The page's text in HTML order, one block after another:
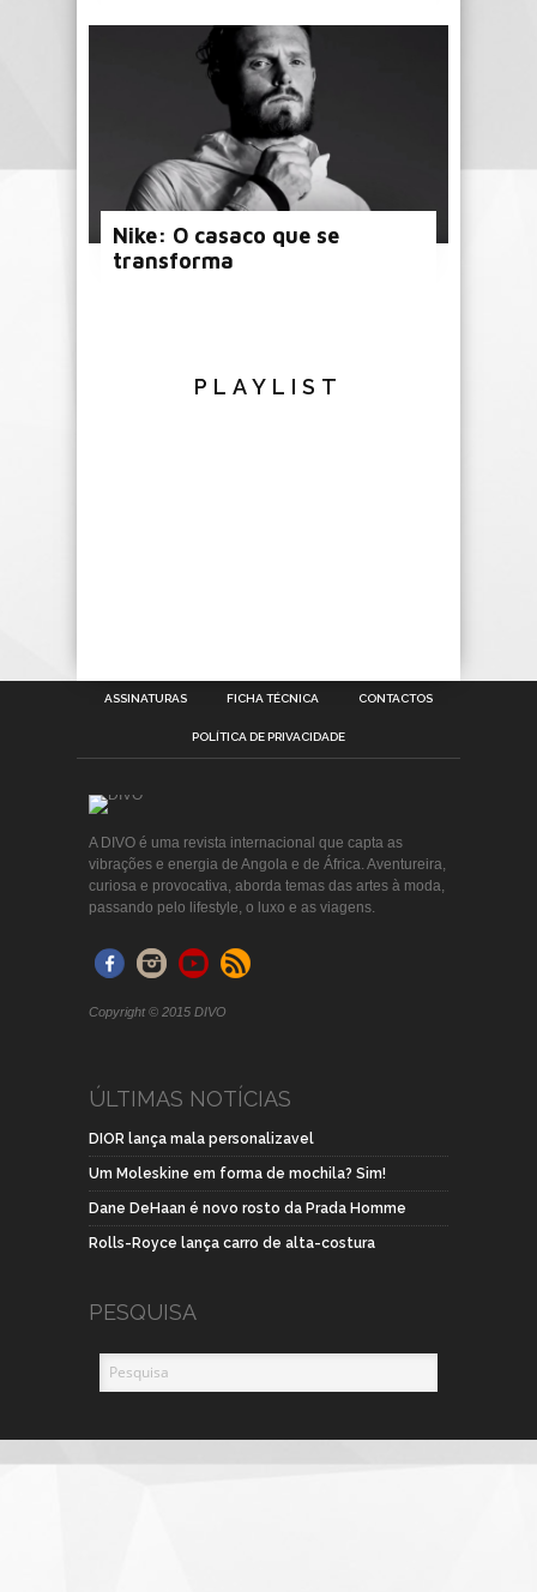
Nike: O casaco que se
transforma
PLAYLIST
ASSINATURAS FICHA TÉCNICA CONTACTOS
POLÍTICA DE PRIVACIDADE
A DIVO é uma revista internacional que capta as
vibrações e energia de Angola e de África. Aventureira,
curiosa e provocativa, aborda temas das artes à moda,
passando pelo lifestyle, o luxo e as viagens.
Copyright © 2015 DIVO
ÚLTIMAS NOTÍCIAS
DIOR lança mala personalizavel
Um Moleskine em forma de mochila? Sim!
Dane DeHaan é novo rosto da Prada Homme
Rolls-Royce lança carro de alta-costura
PESQUISA